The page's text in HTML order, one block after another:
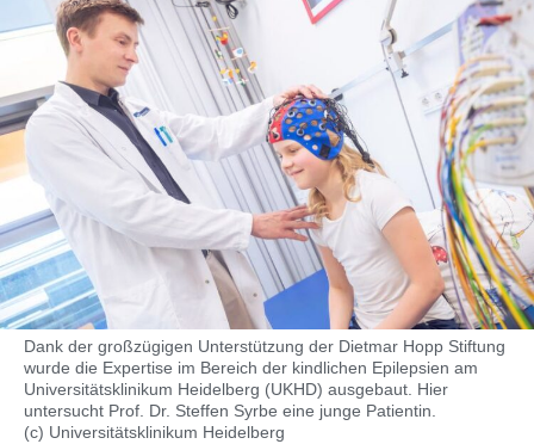
Dank der großzügigen Unterstützung der Dietmar Hopp Stiftung
wurde die Expertise im Bereich der kindlichen Epilepsien am
Universitätsklinikum Heidelberg (UKHD) ausgebaut. Hier
untersucht Prof. Dr. Steffen Syrbe eine junge Patientin.
(c) Universitätsklinikum Heidelberg